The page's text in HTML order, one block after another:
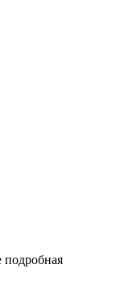
подробная